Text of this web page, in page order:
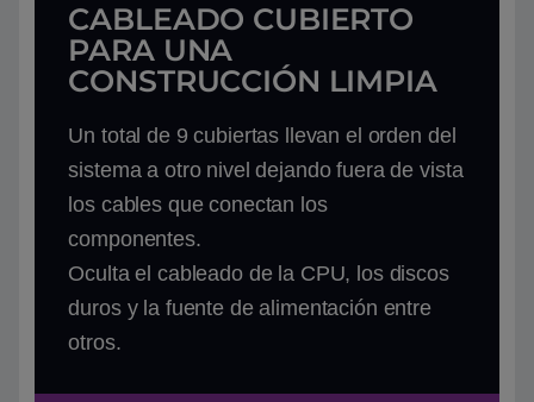
CABLEADO CUBIERTO
PARA UNA
CONSTRUCCIÓN LIMPIA
Un total de 9 cubiertas llevan el orden del
sistema a otro nivel dejando fuera de vista
los cables que conectan los
componentes.
Oculta el cableado de la CPU, los discos
duros y la fuente de alimentación entre
otros.